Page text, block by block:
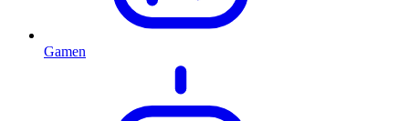
Gamen